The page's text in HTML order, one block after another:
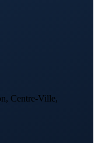
Centre-Ville,